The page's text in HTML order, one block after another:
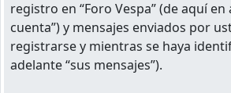
registro en “Foro Vespa” (de aquí en
cuenta”) y mensajes enviados por
registrarse y mientras se haya
adelante “sus mensajes”).